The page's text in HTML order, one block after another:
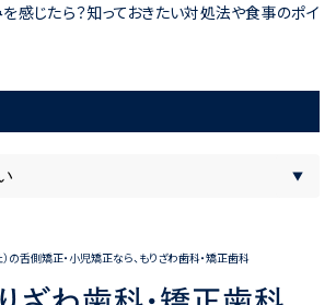
感じたら？知っておきたい対処法や食事のポイ
の舌側矯正・小児矯正なら、もりざわ歯科・矯正歯科